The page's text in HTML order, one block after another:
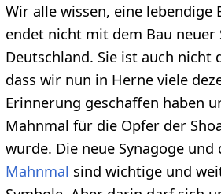
Wir alle wissen, eine lebendige
endet nicht mit dem Bau neuer
Deutschland. Sie ist auch nicht
dass wir nun in Herne viele
Erinnerung geschaffen haben
Mahnmal für die Opfer der
wurde. Die neue Synagoge und
Mahnmal sind wichtige und